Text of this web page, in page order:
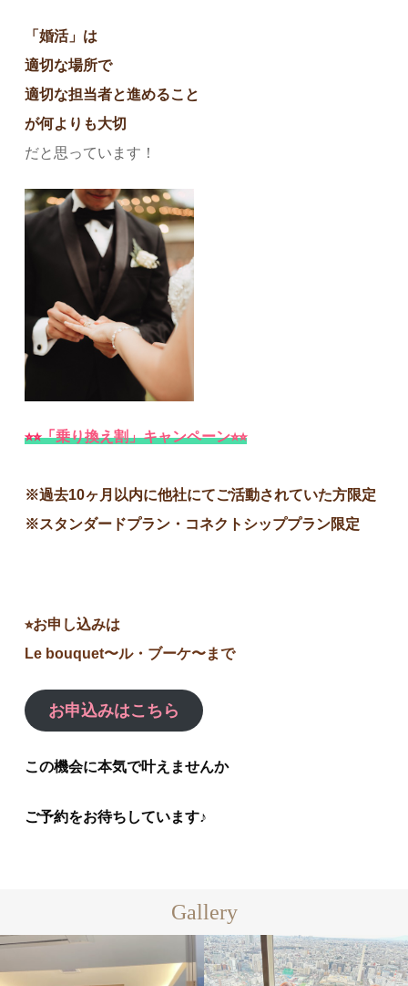
「婚活」は
適切な場所で
適切な担当者と進めること
が何よりも大切
だと思っています！
⭐︎⭐︎「乗り換え割」キャンペーン⭐︎⭐︎
※過去10ヶ月以内に他社にてご活動されていた方限定
※スタンダードプラン・コネクトシッププラン限定
⭐︎お申し込みは
Le bouquet〜ル・ブーケ〜まで
お申込みはこちら
この機会に本気で叶えませんか
ご予約をお待ちしています♪
Gallery